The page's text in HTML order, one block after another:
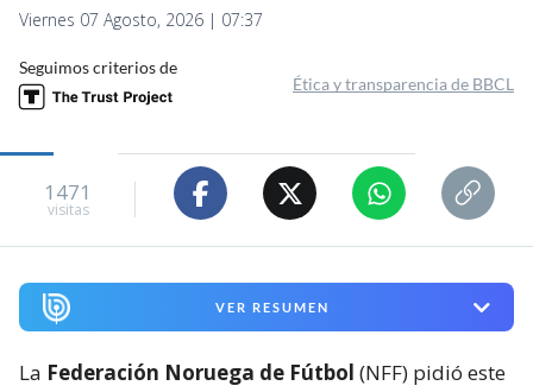
Viernes 07 Agosto, 2026 | 07:37
Seguimos criterios de
Ética y transparencia de BBCL
1471
visitas
VER RESUMEN
La Federación Noruega de Fútbol (NFF) pidió este